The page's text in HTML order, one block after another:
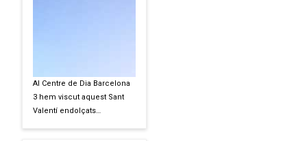
Al Centre de Dia Barcelona
3 hem viscut aquest Sant
Valentí endolçats…